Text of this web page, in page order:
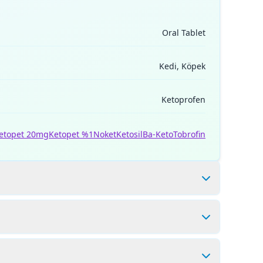
Oral Tablet
Kedi, Köpek
Ketoprofen
20mgKetopet %1 NoketKetosilBa-KetoTobrofin